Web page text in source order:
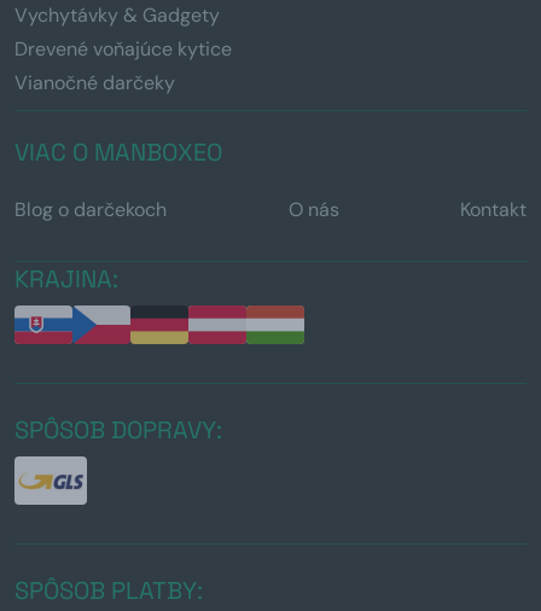
Vychytávky & Gadgety
Drevené voňajúce kytice
Vianočné darčeky
VIAC O MANBOXEO
Blog o darčekoch O nás Kontakt
KRAJINA:
SPÔSOB DOPRAVY:
SPÔSOB PLATBY: